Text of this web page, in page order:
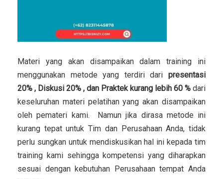
Materi yang akan disampaikan dalam training ini
menggunakan metode yang terdiri dari presentasi
20% , Diskusi 20% , dan Praktek kurang lebih 60 % dari
keseluruhan materi pelatihan yang akan disampaikan
oleh pemateri kami. Namun jika dirasa metode ini
kurang tepat untuk Tim dan Perusahaan Anda, tidak
perlu sungkan untuk mendiskusikan hal ini kepada tim
training kami sehingga kompetensi yang diharapkan
sesuai dengan kebutuhan Perusahaan tempat Anda